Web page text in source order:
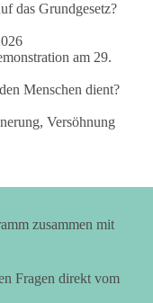
etwas anderes ist
und
bedeutet
das Grundgesetz?
am 29.
Menschen dient?
Versöhnung
zusammen mit
Fragen direkt vom